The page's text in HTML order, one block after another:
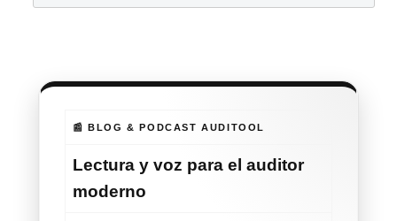
📰 BLOG & PODCAST AUDITOOL
Lectura y voz para el auditor
moderno